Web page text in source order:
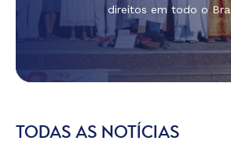
direitos em todo o
TODAS AS NOTÍCIAS